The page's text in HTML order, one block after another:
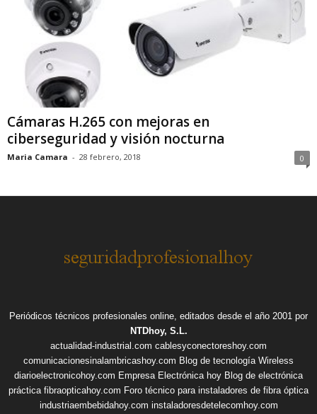
Cámaras H.265 con mejoras en
ciberseguridad y visión nocturna
Maria Camara - 28 febrero, 2018 0
Periódicos técnicos profesionales online, editados desde el año 2001 por
NTDhoy, S.L.
actualidad-industrial.com cablesyconectoreshoy.com
comunicacionesinalambricashoy.com Blog de tecnología Wireless
diarioelectronicohoy.com Empresa Electrónica hoy Blog de electrónica
práctica fibraopticahoy.com Foro técnico para instaladores de fibra óptica
industriaembebidahoy.com instaladoresdetelecomhoy.com